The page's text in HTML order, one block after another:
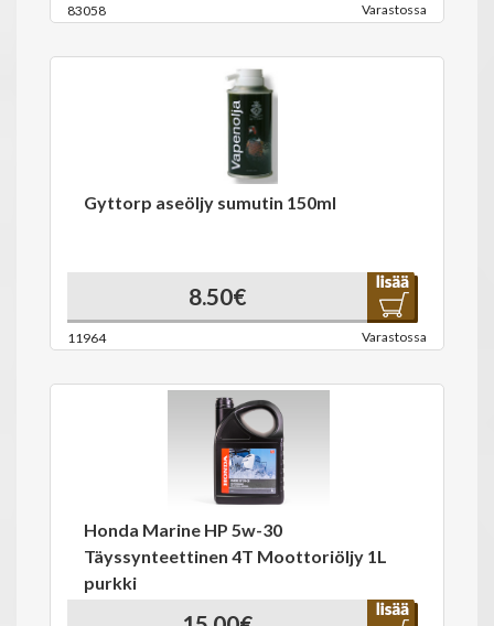
83058 Varastossa
Gyttorp aseöljy sumutin 150ml
8.50€
11964 Varastossa
Honda Marine HP 5w-30
Täyssynteettinen 4T Moottoriöljy 1L
purkki